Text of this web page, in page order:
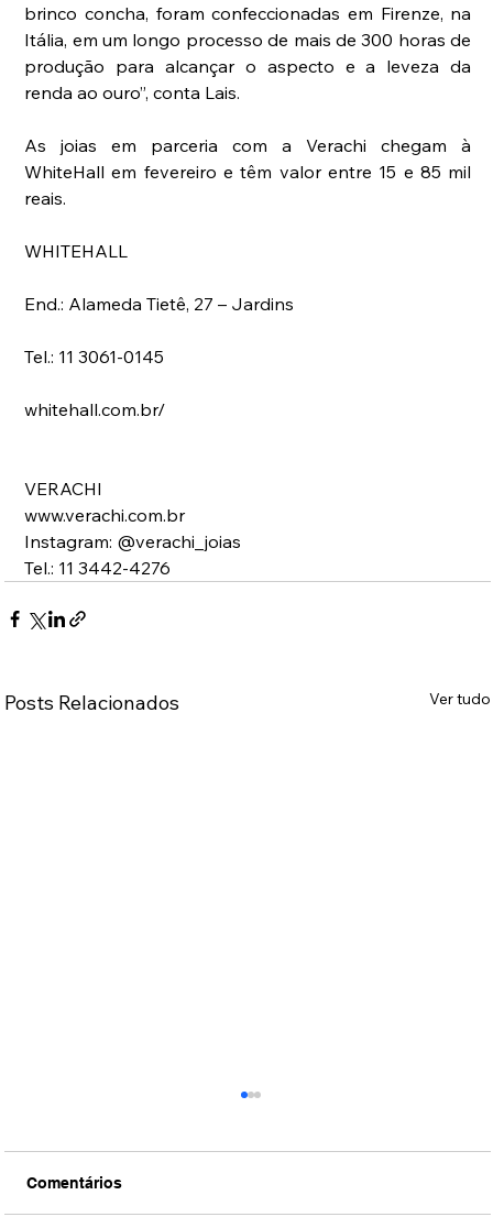
brinco concha, foram confeccionadas em Firenze, na
Itália, em um longo processo de mais de 300 horas de
produção para alcançar o aspecto e a leveza da
renda ao ouro”, conta Lais.
As joias em parceria com a Verachi chegam à
WhiteHall em fevereiro e têm valor entre 15 e 85 mil
reais.
WHITEHALL
End.: Alameda Tietê, 27 – Jardins
Tel.: 11 3061-0145
whitehall.com.br/
VERACHI
www.verachi.com.br
Instagram: @verachi_joias
Tel.: 11 3442-4276
Posts Relacionados Ver tudo
Comentários